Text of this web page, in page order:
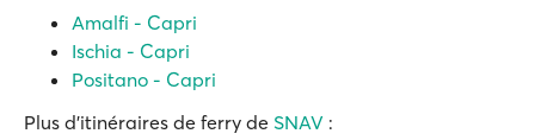
Amalfi - Capri
Ischia - Capri
Positano - Capri
Plus d'itinéraires de ferry de SNAV :